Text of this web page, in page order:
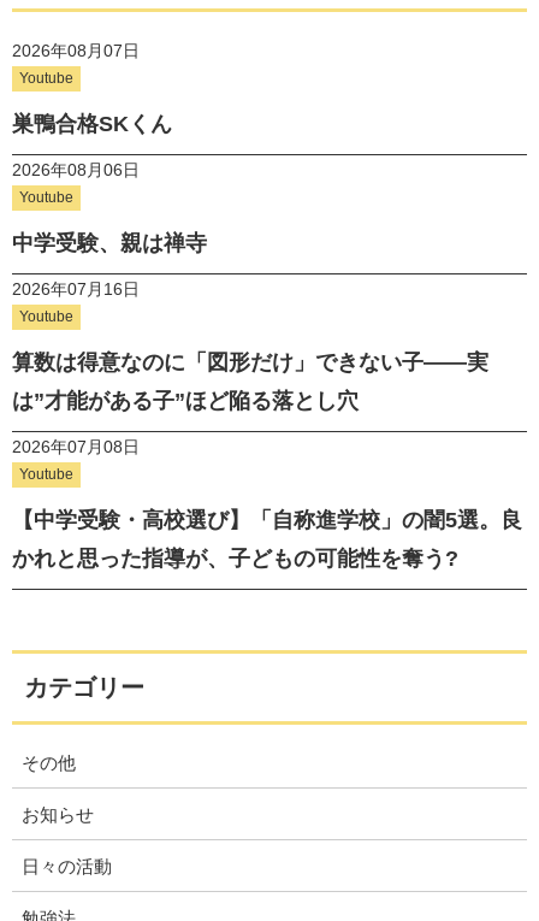
2026年08月07日
Youtube
巣鴨合格SKくん
2026年08月06日
Youtube
中学受験、親は禅寺
2026年07月16日
Youtube
算数は得意なのに「図形だけ」できない子——実
は”才能がある子”ほど陥る落とし穴
2026年07月08日
Youtube
【中学受験・高校選び】「自称進学校」の闇5選。良
かれと思った指導が、子どもの可能性を奪う?
カテゴリー
その他
お知らせ
日々の活動